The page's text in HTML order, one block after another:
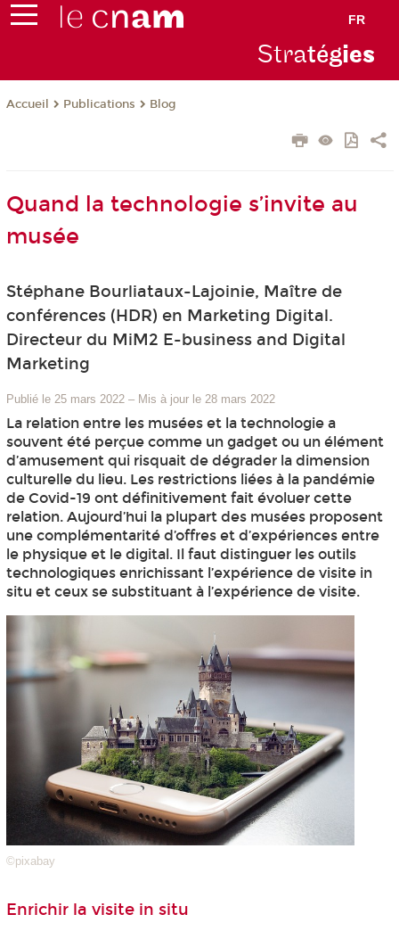
FR
Stratégies
Accueil Publications Blog
Quand la technologie s’invite au
musée
Stéphane Bourliataux-Lajoinie, Maître de
conférences (HDR) en Marketing Digital.
Directeur du MiM2 E-business and Digital
Marketing
Publié le 25 mars 2022 – Mis à jour le 28 mars 2022
La relation entre les musées et la technologie a
souvent été perçue comme un gadget ou un élément
d’amusement qui risquait de dégrader la dimension
culturelle du lieu. Les restrictions liées à la pandémie
de Covid-19 ont définitivement fait évoluer cette
relation. Aujourd’hui la plupart des musées proposent
une complémentarité d’offres et d’expériences entre
le physique et le digital. Il faut distinguer les outils
technologiques enrichissant l’expérience de visite in
situ et ceux se substituant à l’expérience de visite.
©pixabay
Enrichir la visite in situ